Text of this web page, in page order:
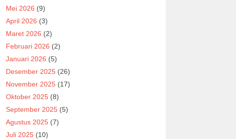
Mei 2026 (9)
April 2026 (3)
Maret 2026 (2)
Februari 2026 (2)
Januari 2026 (5)
Desember 2025 (26)
November 2025 (17)
Oktober 2025 (8)
September 2025 (5)
Agustus 2025 (7)
Juli 2025 (10)